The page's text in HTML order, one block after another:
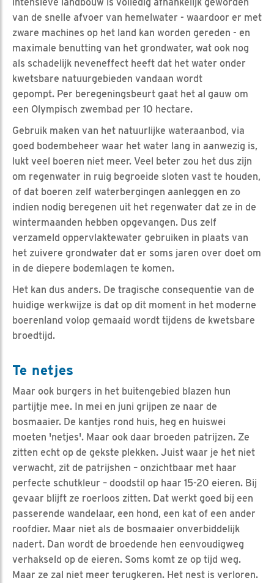
van de snelle afvoer van hemelwater - waardoor er met
zware machines op het land kan worden gereden - en
maximale benutting van het grondwater, wat ook nog
als schadelijk neveneffect heeft dat het water onder
kwetsbare natuurgebieden vandaan wordt
gepompt. Per beregeningsbeurt gaat het al gauw om
een Olympisch zwembad per 10 hectare.
Gebruik maken van het natuurlijke wateraanbod, via
goed bodembeheer waar het water lang in aanwezig is,
lukt veel boeren niet meer. Veel beter zou het dus zijn
om regenwater in ruig begroeide sloten vast te houden,
of dat boeren zelf waterbergingen aanleggen en zo
indien nodig beregenen uit het regenwater dat ze in de
wintermaanden hebben opgevangen. Dus zelf
verzameld oppervlaktewater gebruiken in plaats van
het zuivere grondwater dat er soms jaren over doet om
in de diepere bodemlagen te komen.
Het kan dus anders. De tragische consequentie van de
huidige werkwijze is dat op dit moment in het moderne
boerenland volop gemaaid wordt tijdens de kwetsbare
broedtijd.
Te netjes
Maar ook burgers in het buitengebied blazen hun
partijtje mee. In mei en juni grijpen ze naar de
bosmaaier. De kantjes rond huis, heg en huiswei
moeten 'netjes'. Maar ook daar broeden patrijzen. Ze
zitten echt op de gekste plekken. Juist waar je het niet
verwacht, zit de patrijshen – onzichtbaar met haar
perfecte schutkleur – doodstil op haar 15-20 eieren. Bij
gevaar blijft ze roerloos zitten. Dat werkt goed bij een
passerende wandelaar, een hond, een kat of een ander
roofdier. Maar niet als de bosmaaier onverbiddelijk
nadert. Dan wordt de broedende hen eenvoudigweg
verhakseld op de eieren. Soms komt ze op tijd weg.
Maar ze zal niet meer terugkeren. Het nest is verloren.